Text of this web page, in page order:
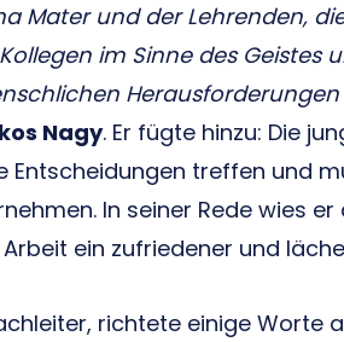
Mater und der Lehrenden,
im Sinne des Geistes
Nagy. Er fügte hinzu: Die
Entscheidungen treffen und
In seiner Rede wies
ein zufriedener und
richtete einige Worte